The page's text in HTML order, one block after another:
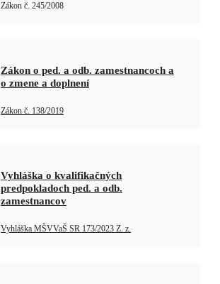
Zákon č. 245/2008
Zákon o ped. a odb. zamestnancoch a
o zmene a doplnení
Zákon č. 138/2019
Vyhláška o kvalifikačných
predpokladoch ped. a odb.
zamestnancov
Vyhláška MŠVVaŠ SR 173/2023 Z. z.